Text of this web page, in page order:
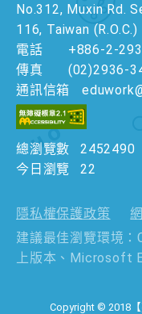
No.312, Muxin Rd.
116, Taiwan (R.O.C.)
電話
+886-2-
傳真
(02)2936-
通訊信箱
總瀏覽數
2452490
今日瀏覽
22
隱私權保護政策
建議最佳瀏覽環境
上版本、Microsoft
Copyright © 2018